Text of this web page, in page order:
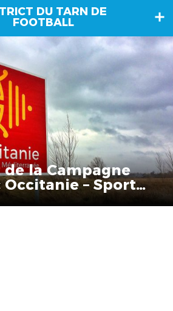
DU TARN DE
FOOTBALL
la Campagne
Occitanie – Sport